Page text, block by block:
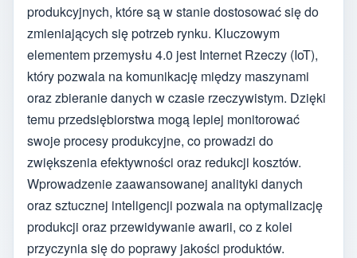
produkcyjnych, które są w stanie dostosować się do
zmieniających się potrzeb rynku. Kluczowym
elementem przemysłu 4.0 jest Internet Rzeczy (IoT),
który pozwala na komunikację między maszynami
oraz zbieranie danych w czasie rzeczywistym. Dzięki
temu przedsiębiorstwa mogą lepiej monitorować
swoje procesy produkcyjne, co prowadzi do
zwiększenia efektywności oraz redukcji kosztów.
Wprowadzenie zaawansowanej analityki danych
oraz sztucznej inteligencji pozwala na optymalizację
produkcji oraz przewidywanie awarii, co z kolei
przyczynia się do poprawy jakości produktów.